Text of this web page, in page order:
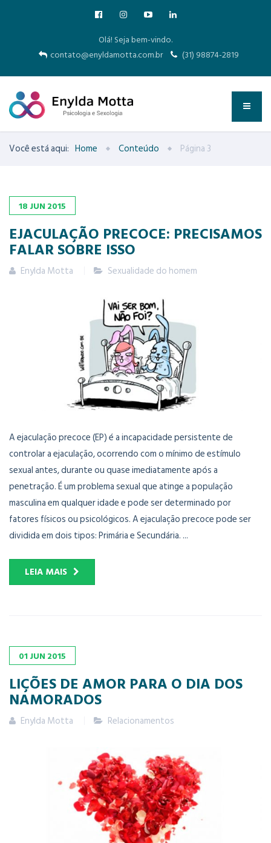
Olá! Seja bem-vindo.
contato@enyldamotta.com.br
(31) 98874-2819
Você está aqui: Home Conteúdo Página 3
18 JUN 2015
EJACULAÇÃO PRECOCE: PRECISAMOS
FALAR SOBRE ISSO
Enylda Motta Sexualidade do homem
A ejaculação precoce (EP) é a incapacidade persistente de
controlar a ejaculação, ocorrendo com o mínimo de estímulo
sexual antes, durante ou quase imediatamente após a
penetração. É um problema sexual que atinge a população
masculina em qualquer idade e pode ser determinado por
fatores físicos ou psicológicos. A ejaculação precoce pode ser
dividida em dois tipos: Primária e Secundária. ...
LEIA MAIS
01JUN 2015
LIÇÕES DE AMOR PARA O DIA DOS
NAMORADOS
Enylda Motta Relacionamentos